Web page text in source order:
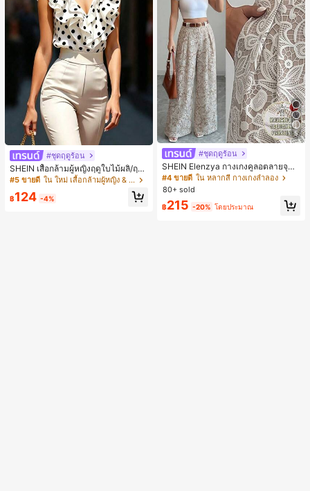
#ชุดฤดูร้อน
SHEIN เสื้อกล้ามผู้หญิงฤดูใบไม้ผลิ/ฤดูร้
อน ใหม่ สไตล์มินิมอลลำลองหรูหรา สีบ
ล็อก ลายจุด คอวี แพตช์เวิร์ก ชายระบา
ย แขนกุด ทรงเข้ารูป อเนกประสงค์, เสื้อ
#5 ขายดี ใน ใหม่ เสื้อกล้ามผู้หญิง & Camis
฿124 -4%
5
#ชุดฤดูร้อน
SHEIN Elenzya กางเกงคูลอตลายจุดเ
อวสูงแบบใหม่สำหรับฤดูใบไม้ผลิ/ฤดูร้อ
น, สไตล์หรูหราเหมาะสำหรับใส่ในชีวิต
ประจำวันและทำงาน, ให้ความรู้สึกวินเ
ทจสำหรับฤดูรับปริญญา, เทศกาลดนตร
ี, การแข่งม้าดาร์บี้, วันประกาศอิสรภาพ
#4 ขายดี ใน หลากสี กางเกงลำลอง
80+ sold
฿215 -20% โดยประมาณ